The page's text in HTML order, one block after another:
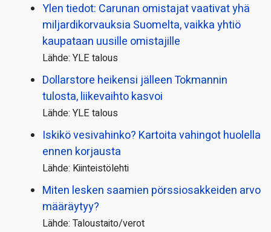
Ylen tiedot: Carunan omistajat vaativat yhä
miljardi­korvauksia Suomelta, vaikka yhtiö
kaupataan uusille omistajille
Lähde: YLE talous
Dollarstore heikensi jälleen Tokmannin
tulosta, liikevaihto kasvoi
Lähde: YLE talous
Iskikö vesivahinko? Kartoita vahingot huolella
ennen korjausta
Lähde: Kiinteistölehti
Miten lesken saamien pörssi­osakkeiden arvo
määräytyy?
Lähde: Taloustaito/verot